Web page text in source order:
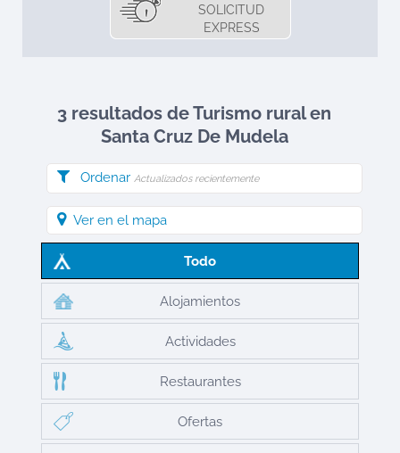
SOLICITUD
EXPRESS
3 resultados de Turismo rural en
Santa Cruz De Mudela
Ordenar Actualizados recientemente
Ver en el mapa
Todo
Alojamientos
Actividades
Restaurantes
Ofertas